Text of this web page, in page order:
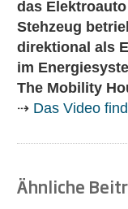
das
Stehzeug
direktional als
im
The Mobility
⇢ Das Video
Ähnliche